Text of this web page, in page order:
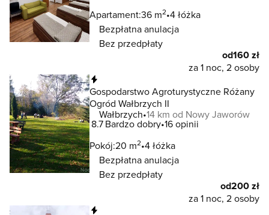
Apartament:36 m2 4 łóżka
Bezpłatna anulacja
Bez przedpłaty
od160 zł
za 1 noc, 2 osoby
Gospodarstwo Agroturystyczne Różany
Ogród Wałbrzych II
Wałbrzych 14 km od Nowy Jaworów
8.7Bardzo dobry 16 opinii
Pokój:20 m2 4 łóżka
Bezpłatna anulacja
Bez przedpłaty
od200 zł
za 1 noc, 2 osoby